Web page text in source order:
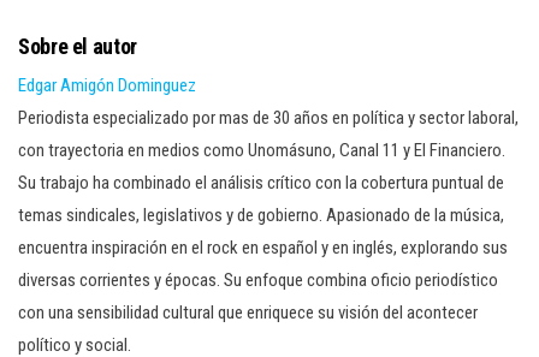
Sobre el autor
Edgar Amigón Dominguez
Periodista especializado por mas de 30 años en política y sector laboral,
con trayectoria en medios como Unomásuno, Canal 11 y El Financiero.
Su trabajo ha combinado el análisis crítico con la cobertura puntual de
temas sindicales, legislativos y de gobierno. Apasionado de la música,
encuentra inspiración en el rock en español y en inglés, explorando sus
diversas corrientes y épocas. Su enfoque combina oficio periodístico
con una sensibilidad cultural que enriquece su visión del acontecer
político y social.